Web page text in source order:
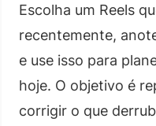
Escolha um Reels
recentemente,
e use isso para
hoje. O objetivo é
corrigir o que